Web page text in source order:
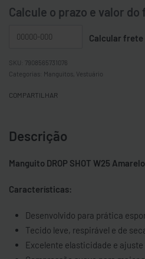
Calcule o prazo e valor
7908565731076
Categorias: Manguitos Vestuário
COMPARTILHAR
Descrição
Manguito DROP SHOT W25 Amarelo
Características:
Desenvolvido para prática
Tecido leve, respirável e de
Excelente elasticidade e